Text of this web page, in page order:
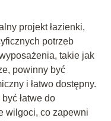
projekt łazienki,
potrzeb
takie jak
powinny być
i łatwo dostępny.
łatwe do
wilgoci, co zapewni